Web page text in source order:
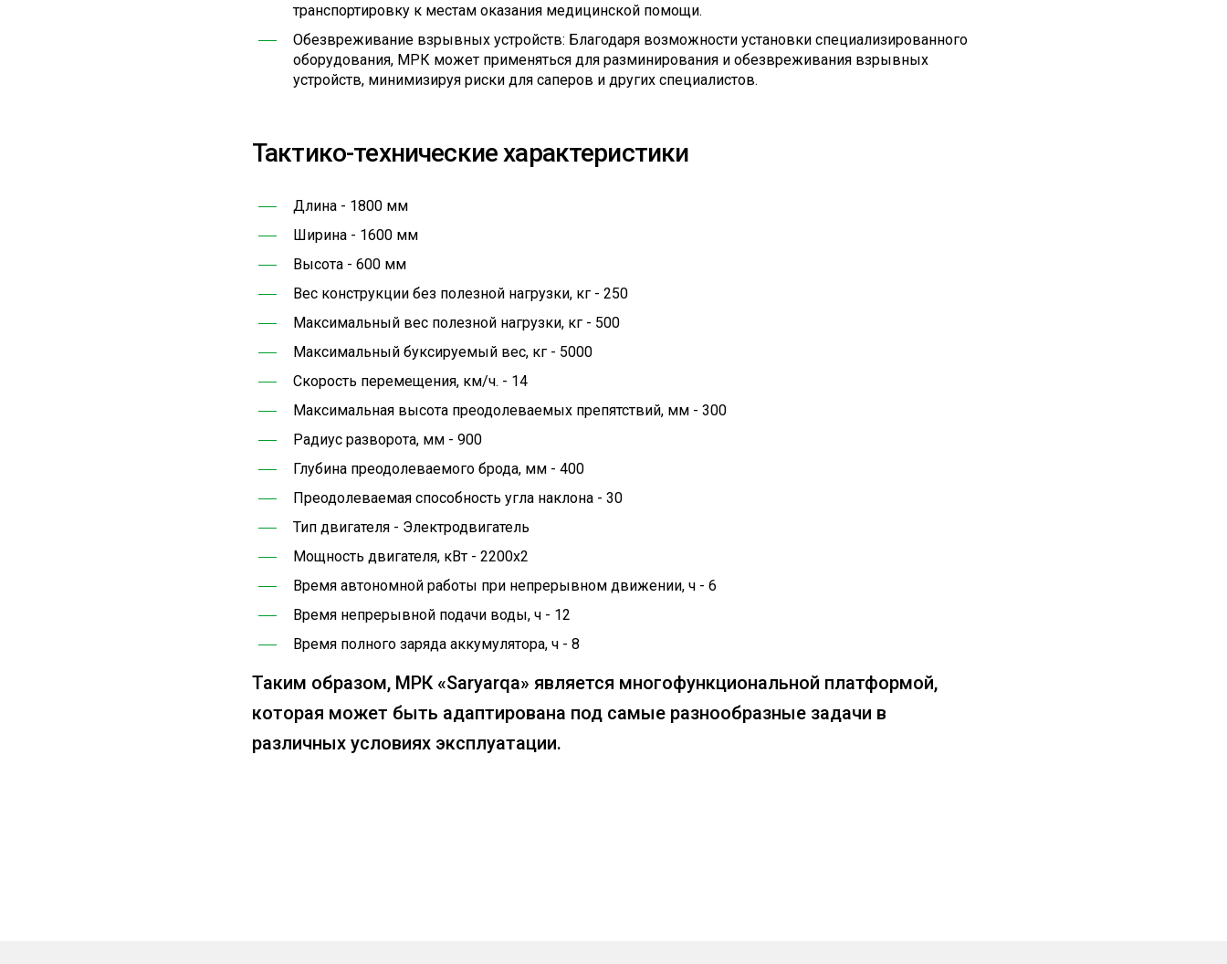
транспортировку к местам оказания медицинской помощи.
Обезвреживание взрывных устройств: Благодаря возможности установки специализированного
оборудования, МРК может применяться для разминирования и обезвреживания взрывных
устройств, минимизируя риски для саперов и других специалистов.
Тактико-технические характеристики
Длина - 1800 мм
Ширина - 1600 мм
Высота - 600 мм
Вес конструкции без полезной нагрузки, кг - 250
Максимальный вес полезной нагрузки, кг - 500
Максимальный буксируемый вес, кг - 5000
Скорость перемещения, км/ч. - 14
Максимальная высота преодолеваемых препятствий, мм - 300
Радиус разворота, мм - 900
Глубина преодолеваемого брода, мм - 400
Преодолеваемая способность угла наклона - 30
Тип двигателя - Электродвигатель
Мощность двигателя, кВт - 2200х2
Время автономной работы при непрерывном движении, ч - 6
Время непрерывной подачи воды, ч - 12
Время полного заряда аккумулятора, ч - 8
Таким образом, МРК «Saryarqa» является многофункциональной платформой,
которая может быть адаптирована под самые разнообразные задачи в
различных условиях эксплуатации.